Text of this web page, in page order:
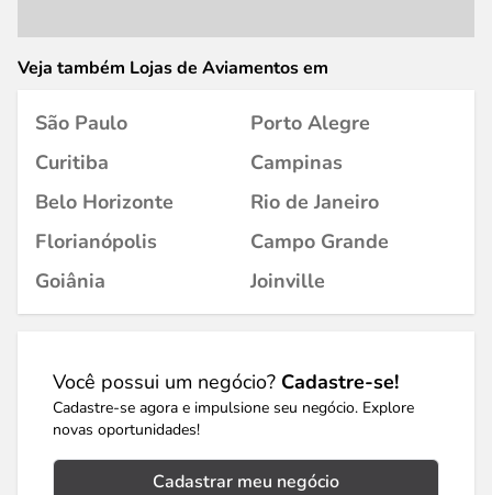
Veja também Lojas de Aviamentos em
São Paulo
Porto Alegre
Curitiba
Campinas
Belo Horizonte
Rio de Janeiro
Florianópolis
Campo Grande
Goiânia
Joinville
Você possui um negócio? Cadastre-se!
Cadastre-se agora e impulsione seu negócio. Explore
novas oportunidades!
Cadastrar meu negócio